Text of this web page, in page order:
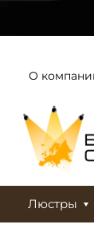
О
Люстры